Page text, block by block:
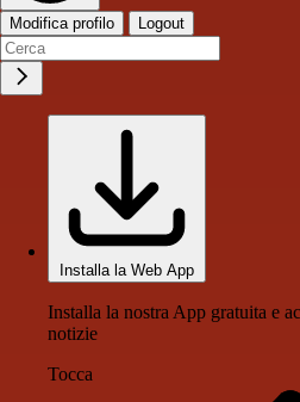
Modifica profilo Logout
Installa la Web App
Installa la nostra App gratuita e
notizie
Tocca